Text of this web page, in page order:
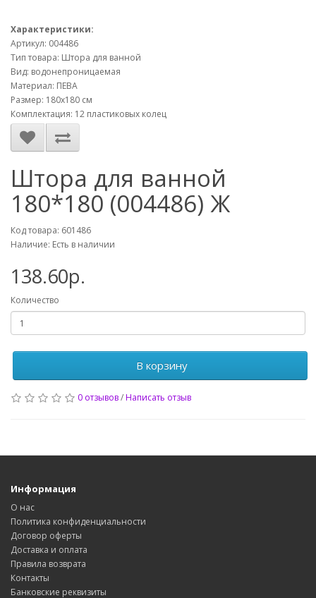
Характеристики:
Артикул: 004486
Тип товара: Штора для ванной
Вид: водонепроницаемая
Материал: ПЕВА
Размер: 180x180 см
Комплектация: 12 пластиковых колец
Штора для ванной
180*180 (004486) Ж
Код товара: 601486
Наличие: Есть в наличии
138.60р.
Количество
В корзину
0 отзывов/Написать отзыв
Информация
О нас
Политика конфиденциальности
Договор оферты
Доставка и оплата
Правила возврата
Контакты
Банковские реквизиты